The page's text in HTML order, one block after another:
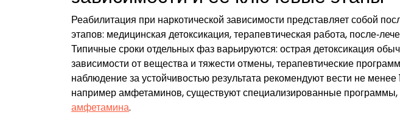
Реабилитация при наркотической зависимости представляет собой
этапов: медицинская детоксикация, терапевтическая работа,
Типичные сроки отдельных фаз варьируются: острая детоксикация
зависимости от вещества и тяжести отмены, терапевтические
наблюдение за устойчивостью результата рекомендуют вести не
например амфетаминов, существуют специализированные программы,
амфетамина.